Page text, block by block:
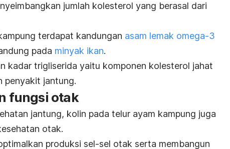
jumlah kolesterol yang berasal dari
terdapat kandungan asam lemak omega-3
pada minyak ikan.
kadar trigliserida yaitu komponen kolesterol jahat
penyakit jantung.
fungsi otak
jantung, kolin pada telur ayam kampung juga
otak.
produksi sel-sel otak serta membangun